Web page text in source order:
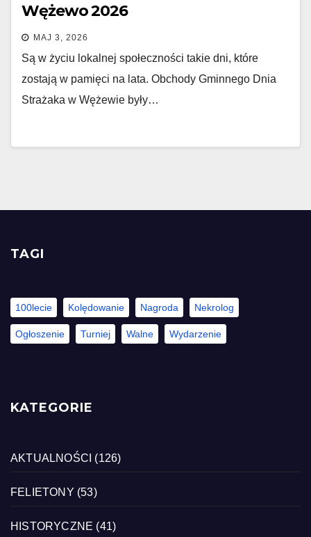
Wężewo 2026
MAJ 3, 2026
Są w życiu lokalnej społeczności takie dni, które
zostają w pamięci na lata. Obchody Gminnego Dnia
Strażaka w Wężewie były…
TAGI
100lecie Kolędowanie Nagroda Nekrolog
Ogłoszenie Turniej Walne Wydarzenie
KATEGORIE
AKTUALNOŚCI (126)
FELIETONY (53)
HISTORYCZNE (41)